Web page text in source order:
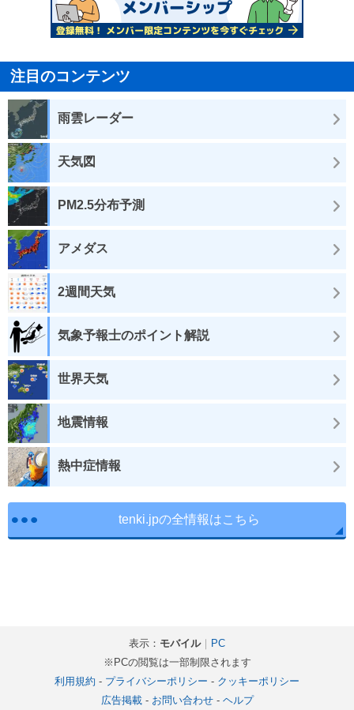
注目のコンテンツ
雨雲レーダー
天気図
PM2.5分布予測
アメダス
2週間天気
気象予報士のポイント解説
世界天気
地震情報
熱中症情報
tenki.jpの全情報はこちら
表示： モバイル｜
PC
※PCの閲覧は一部制限されます
利用規約 - プライバシーポリシー - クッキーポリシー
広告掲載- お問い合わせ- ヘルプ